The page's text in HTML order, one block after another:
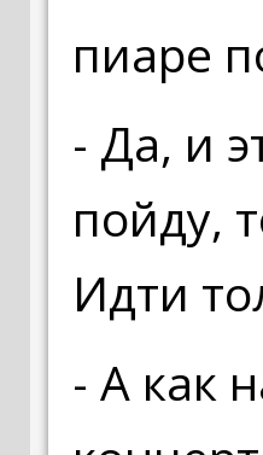
пиаре
- Да, и
пойду,
Идти
- А как